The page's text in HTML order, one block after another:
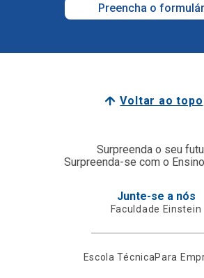
Preencha o
Voltar ao topo
Surpreenda o seu
Surpreenda-se com o
Junte-se a nós
Faculdade Einstein
Escola TécnicaPara